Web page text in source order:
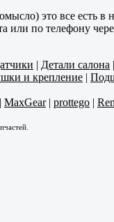
это все есть
или по телефону
| Детали салона |
и крепление |
| MaxGear| prottego |